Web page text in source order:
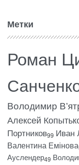
Метки
Роман
Володимир
Алексей
Портников99 Иван
Валентина Емінова
Ауслендер49